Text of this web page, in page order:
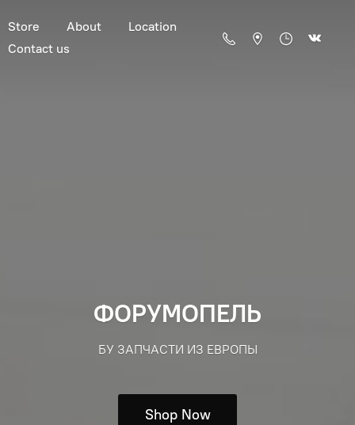
Store About
Location
Contact us
ФОРУМОПЕЛЬ
БУ ЗАПЧАСТИ ИЗ ЕВРОПЫ
Shop Now